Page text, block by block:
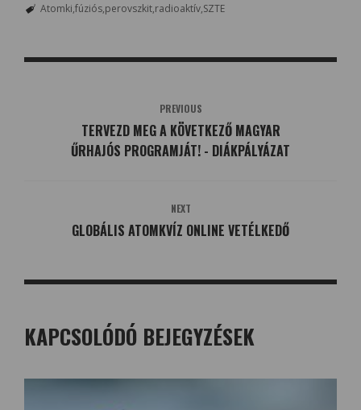
Atomki fúziós perovszkit radioaktív SZTE
PREVIOUS
TERVEZD MEG A KÖVETKEZŐ MAGYAR
ŰRHAJÓS PROGRAMJÁT! - DIÁKPÁLYÁZAT
NEXT
GLOBÁLIS ATOMKVÍZ ONLINE VETÉLKEDŐ
KAPCSOLÓDÓ BEJEGYZÉSEK